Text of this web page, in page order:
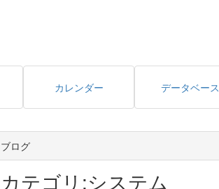
カレンダー データベース
ブログ
カテゴリ:システム